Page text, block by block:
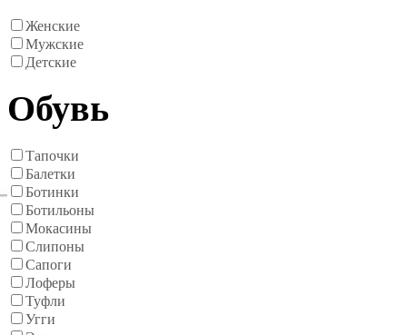
Женские
Мужские
Детские
Обувь
Тапочки
Балетки
Ботинки
Ботильоны
Мокасины
Слипоны
Сапоги
Лоферы
Туфли
Угги